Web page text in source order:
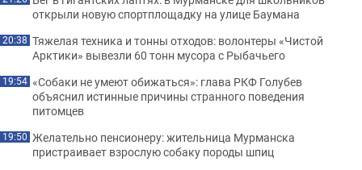
открыли новую спортплощадку на улице Баумана
20:38 Тяжелая техника и тонны отходов: волонтеры «Чистой
Арктики» вывезли 60 тонн мусора с Рыбачьего
19:54 «Собаки не умеют обижаться»: глава РКФ Голубев
объяснил истинные причины странного поведения
питомцев
19:50 Желательно пенсионеру: жительница Мурманска
пристраивает взрослую собаку породы шпиц